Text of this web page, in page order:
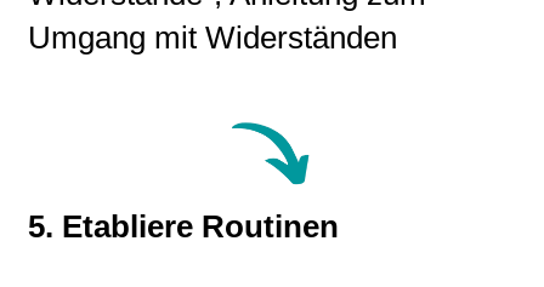
Umgang mit Widerständen
5. Etabliere Routinen